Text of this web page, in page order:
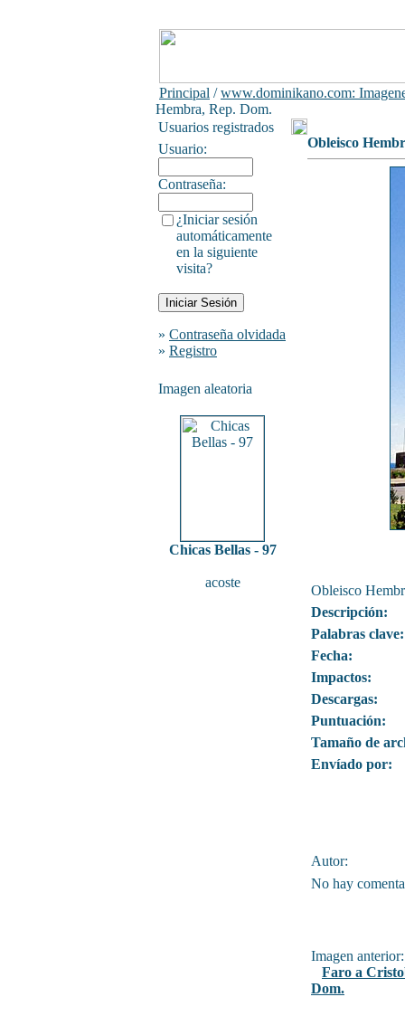
Principal /www.dominikano.com:
Hembra, Rep. Dom.
Usuarios registrados
Usuario:
Contraseña:
¿Iniciar sesión
automáticamente
en la siguiente
visita?
» Contraseña olvidada
» Registro
Imagen aleatoria
Chicas Bellas - 97
acoste
Obleisco
Obleisco
Descripción:
Palabras clave:
Fecha:
Impactos:
Descargas:
Puntuación:
Tamaño de
Envíado por:
Autor:
No hay
Imagen anterior:
Faro a
Dom.